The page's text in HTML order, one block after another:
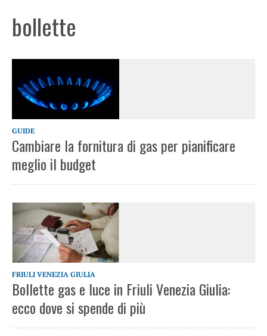
bollette
GUIDE
Cambiare la fornitura di gas per pianificare
meglio il budget
FRIULI VENEZIA GIULIA
Bollette gas e luce in Friuli Venezia Giulia:
ecco dove si spende di più